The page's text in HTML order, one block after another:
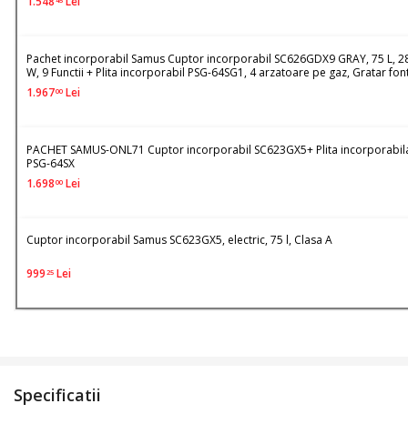
Pachet incorporabil Samus Cuptor incorporabil SC626GDX9 GRAY, 75 L,
W, 9 Functii + Plita incorporabil PSG-64SG1, 4 arzatoare pe gaz, Gratar
Sticla neagra
1.96700 Lei
PACHET SAMUS-ONL71 Cuptor incorporabil SC623GX5+ Plita
PSG-64SX
1.698 00 Lei
Cuptor incorporabil Samus SC623GX5, electric, 75 l, Clasa A
999 25 Lei
Specificatii